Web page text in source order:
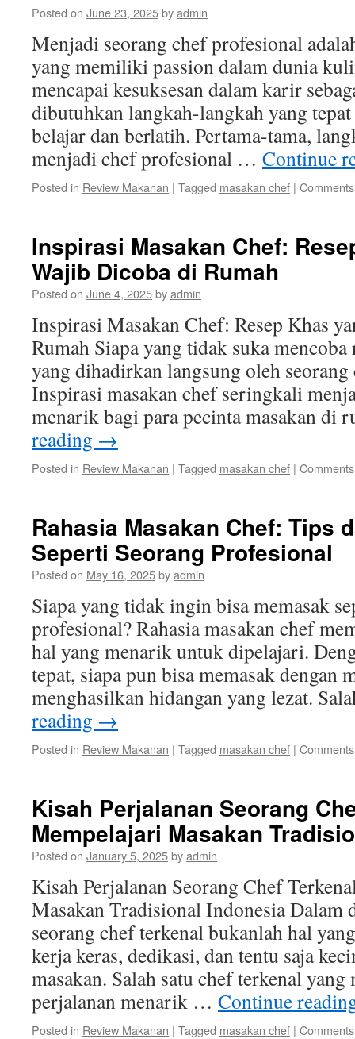
Posted on June 23, 2025byadmin
Menjadi seorang chef profesional
yang memiliki passion dalam dunia
mencapai kesuksesan dalam karir
dibutuhkan langkah-langkah yang
belajar dan berlatih. Pertama-tama,
menjadi chef profesional … Continue
Posted in Review Makanan | Tagged masakan chef |
Inspirasi Masakan Chef:
Wajib Dicoba di Rumah
Posted on June 4, 2025byadmin
Inspirasi Masakan Chef: Resep Khas
Rumah Siapa yang tidak suka mencoba
yang dihadirkan langsung oleh seorang
Inspirasi masakan chef seringkali
menarik bagi para pecinta masakan
reading →
Posted in Review Makanan | Tagged masakan chef |
Rahasia Masakan Chef: Tips
Seperti Seorang Profesional
Posted on May 16, 2025byadmin
Siapa yang tidak ingin bisa memasak
profesional? Rahasia masakan chef
hal yang menarik untuk dipelajari.
tepat, siapa pun bisa memasak dengan
menghasilkan hidangan yang lezat.
reading →
Posted in Review Makanan | Tagged masakan chef |
Kisah Perjalanan Seorang
Mempelajari Masakan
Posted on January 5, 2025byadmin
Kisah Perjalanan Seorang Chef
Masakan Tradisional Indonesia Dalam
seorang chef terkenal bukanlah hal
kerja keras, dedikasi, dan tentu saja
masakan. Salah satu chef terkenal
perjalanan menarik … Continue
Posted in Review Makanan | Tagged masakan chef |